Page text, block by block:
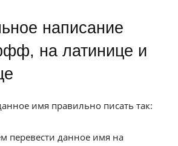
на латинице и
имя правильно писать так:
перевести данное имя на